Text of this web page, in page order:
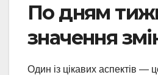
По дням
значення
Один із цікавих аспектів —